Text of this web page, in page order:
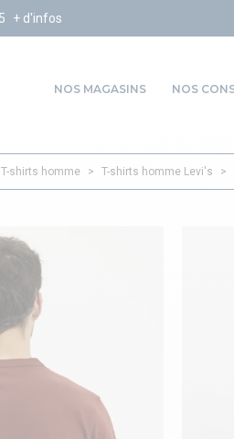
NOS MAGASINS NOS
T-shirts homme > T-shirts homme Levi's >